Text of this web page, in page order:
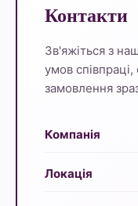
Контакти
Зв'яжіться з
умов співпраці,
замовлення
Компанія
Локація